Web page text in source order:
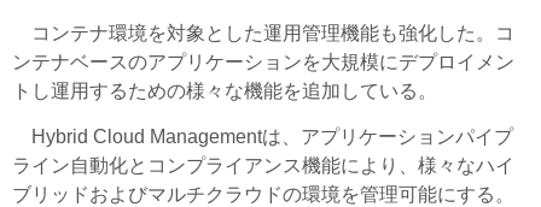
コンテナ環境を対象とした運用管理機能も強化した。コ
ンテナベースのアプリケーションを大規模にデプロイメン
トし運用するための様々な機能を追加している。
Hybrid Cloud Managementは、アプリケーションパイプ
ライン自動化とコンプライアンス機能により、様々なハイ
ブリッドおよびマルチクラウドの環境を管理可能にする。